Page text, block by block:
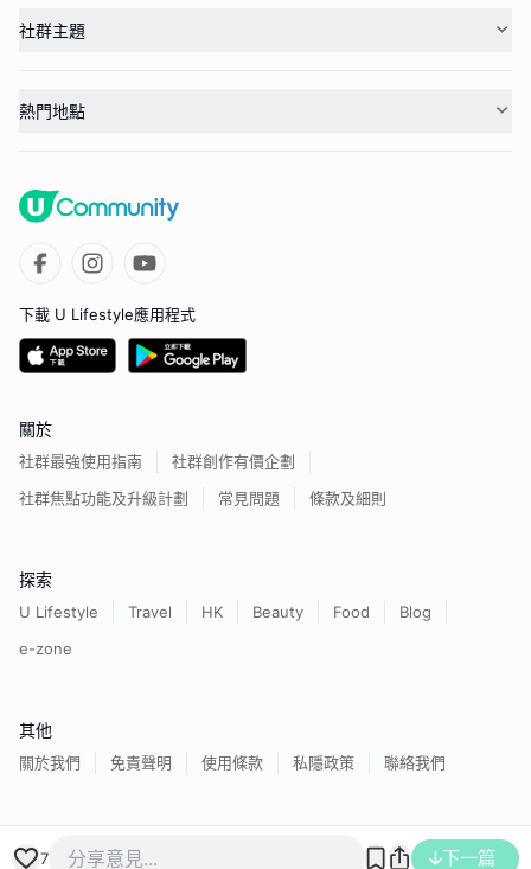
7 下一篇
社群主題
熱門地點
下載 U Lifestyle應用程式
關於
社群最強使用指南
社群創作有價企劃
社群焦點功能及升級計劃
常見問題 條款及細則
探索
U Lifestyle Travel HK Beauty Food
Blog
e-zone
其他
關於我們 免責聲明 使用條款 私隱政策 聯絡我們
香港經濟日報版權所有©